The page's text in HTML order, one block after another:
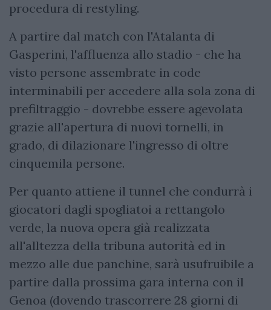
procedura di restyling.
A partire dal match con l'Atalanta di
Gasperini, l'affluenza allo stadio - che ha
visto persone assembrate in code
interminabili per accedere alla sola zona di
prefiltraggio - dovrebbe essere agevolata
grazie all'apertura di nuovi tornelli, in
grado, di dilazionare l'ingresso di oltre
cinquemila persone.
Per quanto attiene il tunnel che condurrà i
giocatori dagli spogliatoi a rettangolo
verde, la nuova opera già realizzata
all'alltezza della tribuna autorità ed in
mezzo alle due panchine, sarà usufruibile a
partire dalla prossima gara interna con il
Genoa (dovendo trascorrere 28 giorni di